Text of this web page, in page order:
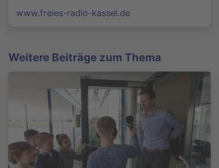
www.freies-radio-kassel.de
Weitere Beiträge zum Thema